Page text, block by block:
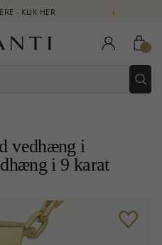
NEW COLLECTION |
vedhæng i
i 9 karat